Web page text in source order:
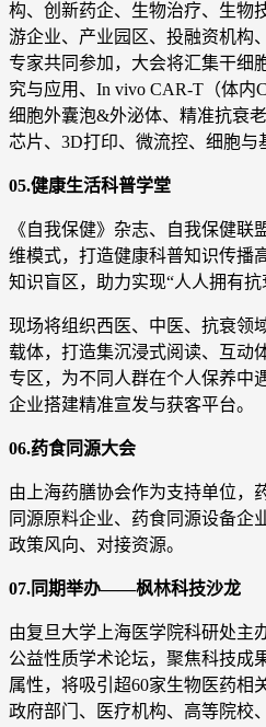
构、创新药企、生物治疗、生物
游企业、产业园区、投融资机构
专家共同参加，大会将汇集干细
究与应用、In vivo CAR-T（体内
细胞外囊泡&外泌体、精准抗衰
芯片、3D打印、微流控、细胞与
05.健康生活科普学堂
《自我保健》杂志、自我保健联
维模式，打造健康科普知识传播
知识盲区，助力实现“人人拥有抗
现场将组织西医、中医、抗衰领
载体，打造集沉浸式阅读、互动
专区，为不同人群在个人保养中
企业搭建精准宣发与获客平台。
06.药食同源大会
由上海药膳协会作为支持单位，
同源原料企业、药食同源设备企
政策风向、对接资源。
07.同期举办——枫林科技沙龙
由复旦大学上海医学院科研处主
公益性质学术论坛，聚焦科技成
属性，将吸引超60家生物医药相
政府部门、医疗机构、高等院校